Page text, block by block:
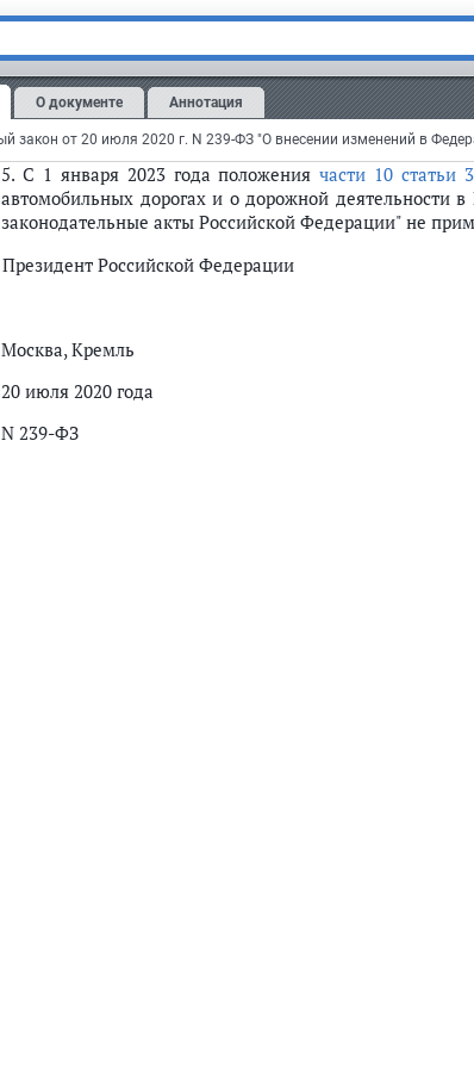
О документе Аннотация
3.Абзацы четвертыйипятый подпункта "е",подпункт
настоящего Федерального
официального опубликованиянастоящего
4.
Подпункт "л" и абзац второй подпункта "м" пункта 4
января 2023 года.
5. С 1 января 2023 года положениячасти 10 статьи
автомобильных дорогах и о дорожной деятельности
законодательные акты Российской Федерации" не
Президент Российской Федерации
Москва, Кремль
20 июля 2020 года
N 239-ФЗ